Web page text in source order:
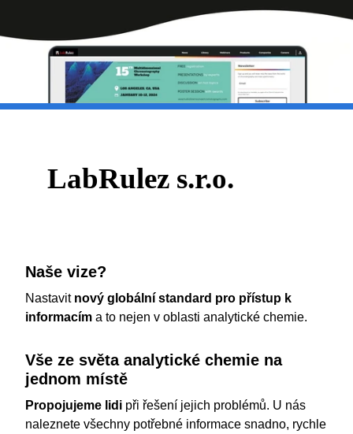
LabRulez s.r.o.
Naše vize?
Nastavit nový globální standard pro přístup k
informacím a to nejen v oblasti analytické chemie.
Vše ze světa analytické chemie na
jednom místě
Propojujeme lidi při řešení jejich problémů. U nás
naleznete všechny potřebné informace snadno, rychle